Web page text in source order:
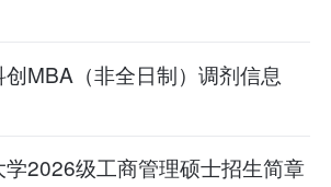
MBA（非全日制）调剂信息
2026级工商管理硕士招生简章